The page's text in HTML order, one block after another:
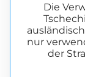
Die
nur
der